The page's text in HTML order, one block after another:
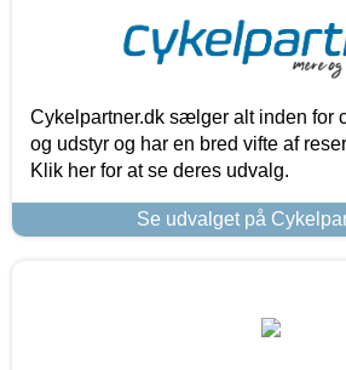
Cykelpartner.dk sælger alt inden for
og udstyr og har en bred vifte af
Klik her for at se deres udvalg.
Se udvalget på